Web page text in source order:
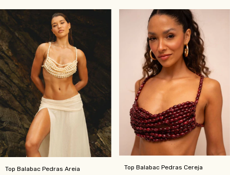
Top Balabac Pedras Areia Top Balabac Pedras Cereja